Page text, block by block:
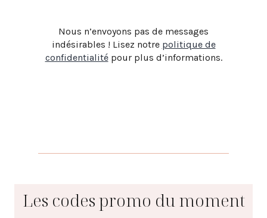
Nous n’envoyons pas de messages
indésirables ! Lisez notre politique de
confidentialitépour plus d’informations.
Les codes promo du moment